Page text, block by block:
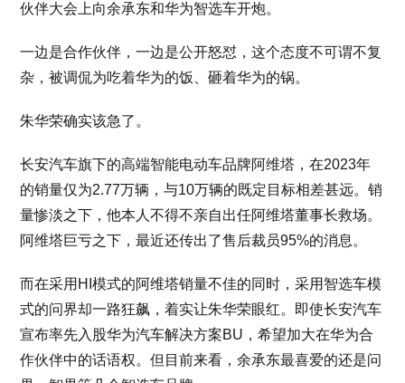
伙伴大会上向余承东和华为智选车开炮。
一边是合作伙伴，一边是公开怒怼，这个态度不可谓不复
杂，被调侃为吃着华为的饭、砸着华为的锅。
朱华荣确实该急了。
长安汽车旗下的高端智能电动车品牌阿维塔，在2023年
的销量仅为2.77万辆，与10万辆的既定目标相差甚远。销
量惨淡之下，他本人不得不亲自出任阿维塔董事长救场。
阿维塔巨亏之下，最近还传出了售后裁员95%的消息。
而在采用HI模式的阿维塔销量不佳的同时，采用智选车模
式的问界却一路狂飙，着实让朱华荣眼红。即使长安汽车
宣布率先入股华为汽车解决方案BU，希望加大在华为合
作伙伴中的话语权。但目前来看，余承东最喜爱的还是问